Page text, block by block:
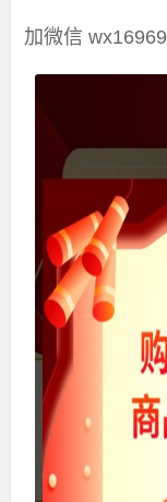
加微信 wx16969